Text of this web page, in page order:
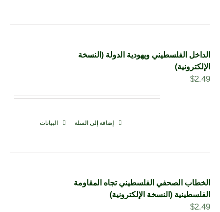
الداخل الفلسطيني ويهودية الدولة (النسخة
الإلكترونية)
$2.49
إضافة إلى السلة البيانات
الخطاب الصحفي الفلسطيني تجاه المقاومة
الفلسطينية (النسخة الإلكترونية)
$2.49